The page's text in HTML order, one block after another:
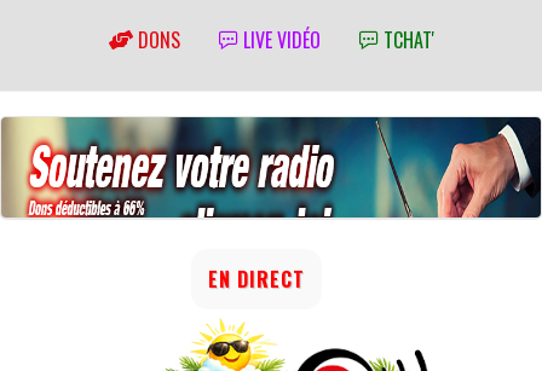
DONS LIVE VIDÉO TCHAT'
EN DIRECT